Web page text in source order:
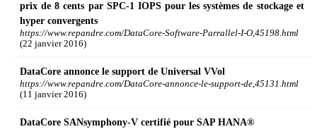
prix de 8 cents par SPC-1 IOPS pour les systèmes de stockage et
hyper convergents
https://www.repandre.com/DataCore-Software-Parrallel-I-O,45198.html
(22 janvier 2016)
DataCore annonce le support de Universal VVol
https://www.repandre.com/DataCore-annonce-le-support-de,45131.html
(11 janvier 2016)
DataCore SANsymphony-V certifié pour SAP HANA®